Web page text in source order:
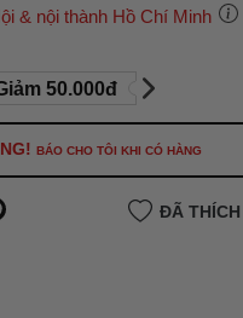
& nội thành Hồ Chí Minh
bạn
30.000đcho đơn hàng từ
hàng giao hỏa tốc theo yêu
50.000đ
BÁO CHO TÔI KHI CÓ HÀNG
ĐÃ